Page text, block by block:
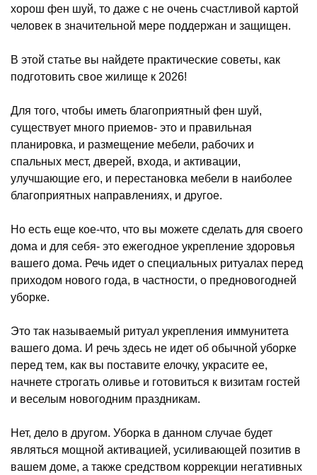
хорош фен шуй, то даже с не очень счастливой картой
человек в значительной мере поддержан и защищен.
В этой статье вы найдете практические советы, как
подготовить свое жилище к 2026!
Для того, чтобы иметь благоприятный фен шуй,
существует много приемов- это и правильная
планировка, и размещение мебели, рабочих и
спальных мест, дверей, входа, и активации,
улучшающие его, и перестановка мебели в наиболее
благоприятных направлениях, и другое.
Но есть еще кое-что, что вы можете сделать для своего
дома и для себя- это ежегодное укрепление здоровья
вашего дома. Речь идет о специальных ритуалах перед
приходом нового года, в частности, о предновогодней
уборке.
Это так называемый ритуал укрепления иммунитета
вашего дома. И речь здесь не идет об обычной уборке
перед тем, как вы поставите елочку, украсите ее,
начнете строгать оливье и готовиться к визитам гостей
и веселым новогодним праздникам.
Нет, дело в другом. Уборка в данном случае будет
являться мощной активацией, усиливающей позитив в
вашем доме, а также средством коррекции негативных